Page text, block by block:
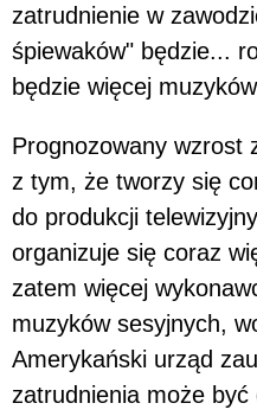
zatrudnienie w
śpiewaków" będzie...
będzie więcej
Prognozowany wzrost
z tym, że tworzy się
do produkcji
organizuje się coraz
zatem więcej
muzyków sesyjnych,
Amerykański urząd
zatrudnienia może